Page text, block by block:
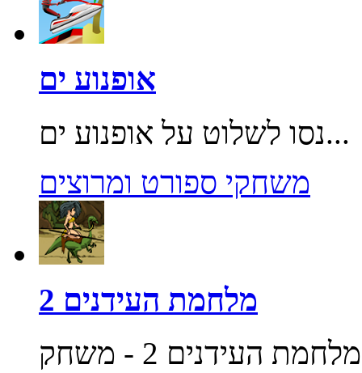
אופנוע ים
נסו לשלוט על אופנוע ים...
משחקי ספורט ומרוצים
מלחמת העידנים 2